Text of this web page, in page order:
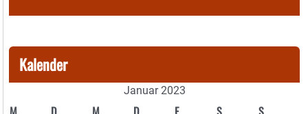
Kalender
Januar 2023